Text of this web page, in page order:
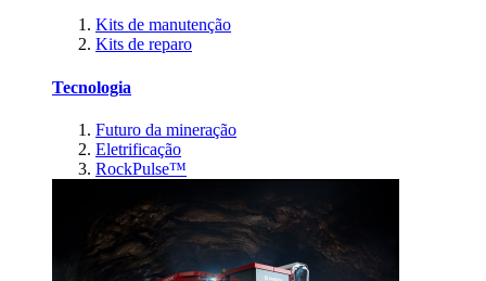
Kits de manutenção
Kits de reparo
Tecnologia
Futuro da mineração
Eletrificação
RockPulse™